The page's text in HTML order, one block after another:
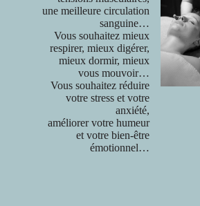
une meilleure circulation
sanguine…
Vous souhaitez mieux
respirer, mieux digérer,
mieux dormir, mieux
vous mouvoir…
Vous souhaitez réduire
votre stress et votre
anxiété,
améliorer votre humeur
et votre bien-être
émotionnel…